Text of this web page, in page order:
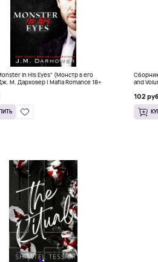
in His Eyes" (Монстр в его
М. Дарховер | Mafia Romance 18+
and
102